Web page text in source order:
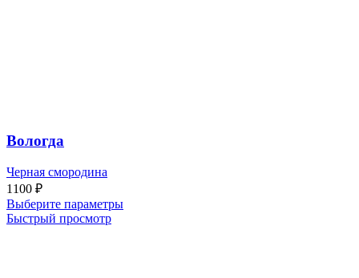
Вологда
Черная смородина
1100 ₽
Выберите параметры
Быстрый просмотр